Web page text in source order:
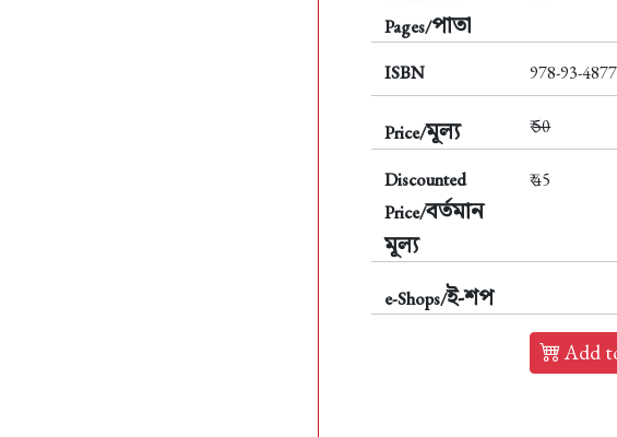
Pages/পাতা
ISBN 978-93-
Price/মূল্য ₹50
Discounted
Price/বর্তমান
মূল্য
₹ 45
e-Shops/ই-শপ
Add